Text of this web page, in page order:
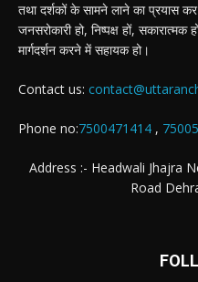
तथा दर्शकों के सामने लाने का प्रयास
जनसरोकारी हो, निष्पक्ष हों, सकारात्मक
मार्गदर्शन करने में सहायक हो।
Contact us:
Phone no:7500471414 ,
Address :- Headwali Jhajra
Road